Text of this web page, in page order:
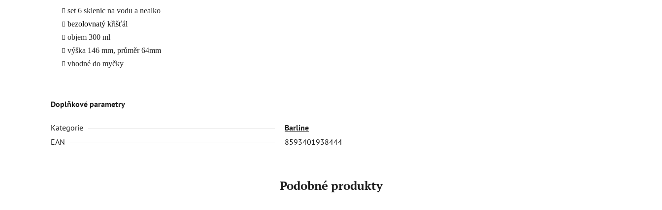
set 6 sklenic na vodu a nealko
bezolovnatý křišťál
objem 300 ml
výška 146 mm, průměr 64mm
vhodné do myčky
Doplňkové parametry
Kategorie
Barline
EAN
8593401938444
Podobné produkty